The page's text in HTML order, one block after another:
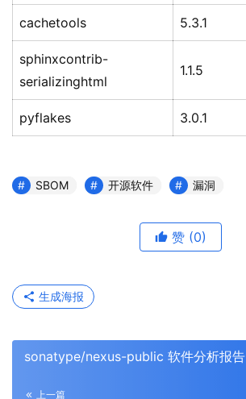
cachetools 5.3.1
sphinxcontrib-
serializinghtml
1.1.5
pyflakes 3.0.1
SBOM 开源软件 漏洞
赞 (0)
生成海报
sonatype/nexus-public 软件分析报告
上一篇